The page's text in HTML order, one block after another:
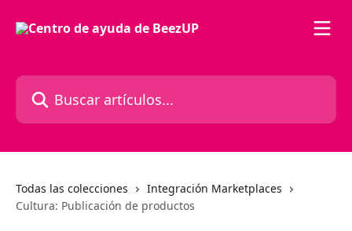
Buscar artículos...
Todas las colecciones
Integración Marketplaces
Cultura: Publicación de productos